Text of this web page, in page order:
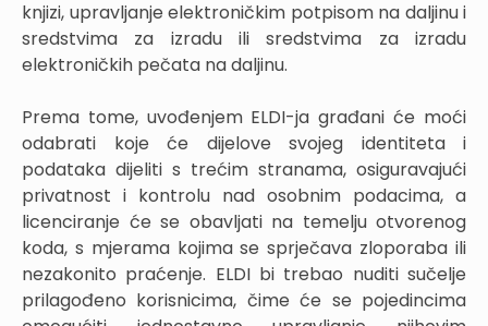
knjizi, upravljanje elektroničkim potpisom na daljinu i
sredstvima za izradu ili sredstvima za izradu
elektroničkih pečata na daljinu.
Prema tome, uvođenjem ELDI-ja građani će moći
odabrati koje će dijelove svojeg identiteta i
podataka dijeliti s trećim stranama, osiguravajući
privatnost i kontrolu nad osobnim podacima, a
licenciranje će se obavljati na temelju otvorenog
koda, s mjerama kojima se sprječava zloporaba ili
nezakonito praćenje. ELDI bi trebao nuditi sučelje
prilagođeno korisnicima, čime će se pojedincima